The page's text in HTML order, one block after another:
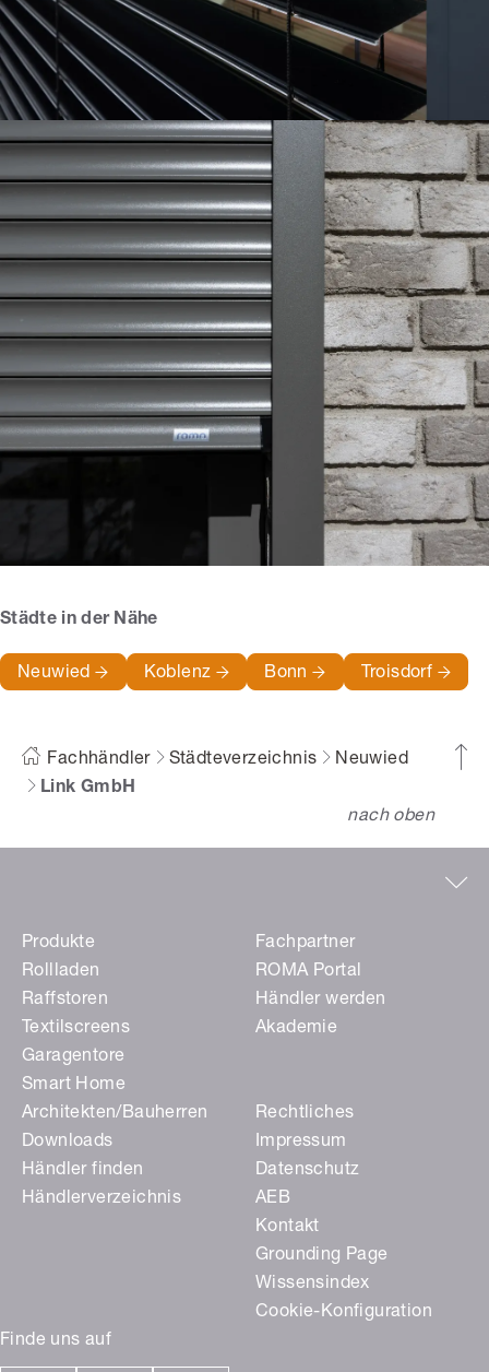
Städte in der Nähe
Neuwied Koblenz Bonn Troisdorf
Fachhändler Städteverzeichnis
Neuwied
Link GmbH
nach oben
Finde uns auf
Produkte
Rollladen
Raffstoren
Textilscreens
Garagentore
Smart Home
Fachpartner
ROMA Portal
Händler werden
Akademie
Architekten/Bauherren
Downloads
Händler finden
Händlerverzeichnis
Rechtliches
Impressum
Datenschutz
AEB
Kontakt
Grounding Page
Wissensindex
Cookie-Konfiguration